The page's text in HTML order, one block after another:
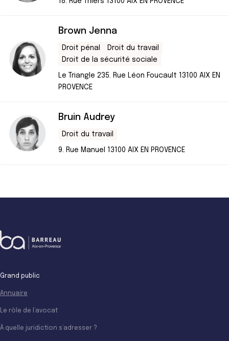
Brown Jenna
Droit pénal
Droit du travail
Droit de la sécurité sociale
Le Triangle 235. Rue Léon Foucault 13100 AIX EN
PROVENCE
Bruin Audrey
Droit du travail
9. Rue Manuel 13100 AIX EN PROVENCE
Grand public
Annuaire
Le rôle de l’avocat
À quelle juridiction s’adresser ?